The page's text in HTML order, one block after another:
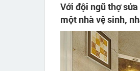
Với đội ngũ thợ
một nhà vệ sinh,